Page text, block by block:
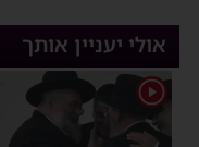
אולי יעניין אותך
1